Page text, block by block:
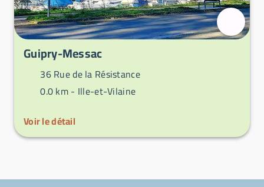
Guipry-Messac
36 Rue de la Résistance
0.0 km - Ille-et-Vilaine
Voir le détail